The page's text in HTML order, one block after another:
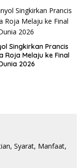
Singkirkan Prancis
Roja Melaju ke Final
2026